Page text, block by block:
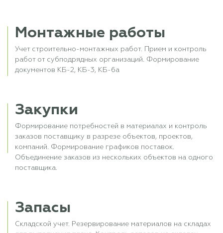
Монтажные работы
Учет строительно-монтажных работ. Прием и контроль
работ от субподрядных организаций. Формирование
документов КБ-2, КБ-3, КБ-6а
Закупки
Формирование потребностей в материалах и контроль
заказов поставщику в разрезе объектов, проектов,
компаний. Формирование графиков поставок.
Объединение заказов из нескольких объектов на одного
поставщика.
Запасы
Складской учет. Резервирование материалов на складах